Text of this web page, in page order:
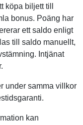
köpa biljett till
bonus. Poäng har
ett saldo enligt
till saldo manuellt,
Intjänat
under samma villkor
kan